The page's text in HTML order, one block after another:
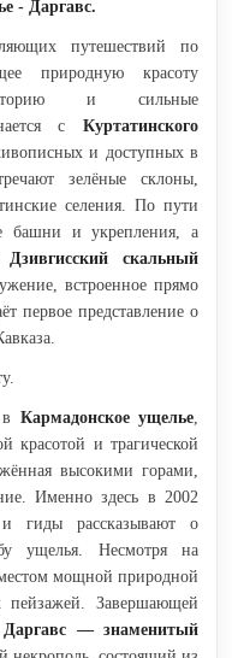
- Даргавс.
путешествий по
природную красоту
и сильные
с Куртатинского
и доступных в
зелёные склоны,
селения. По пути
башни и укрепления, а
Дзивгисский скальный
встроенное прямо
первое представление о
Кармадонское ущелье
красотой и трагической
высокими горами,
Именно здесь в 2002
гиды рассказывают о
ущелья. Несмотря на
мощной природной
пейзажей. Завершающей
Даргавс — знаменитый